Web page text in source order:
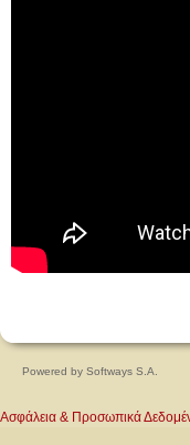
Powered by Softways S.A.
Ασφάλεια & Προσωπικά